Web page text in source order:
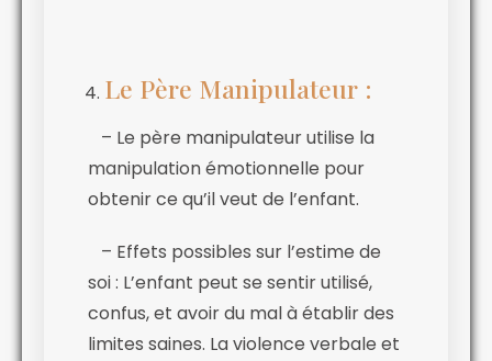
Le Père Manipulateur :
– Le père manipulateur utilise la
manipulation émotionnelle pour
obtenir ce qu’il veut de l’enfant.
– Effets possibles sur l’estime de
soi : L’enfant peut se sentir utilisé,
confus, et avoir du mal à établir des
limites saines. La violence verbale et